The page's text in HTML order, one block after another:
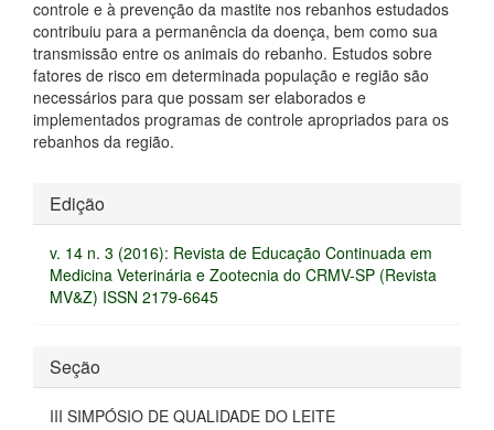
controle e à prevenção da mastite nos rebanhos estudados
contribuiu para a permanência da doença, bem como sua
transmissão entre os animais do rebanho. Estudos sobre
fatores de risco em determinada população e região são
necessários para que possam ser elaborados e
implementados programas de controle apropriados para os
rebanhos da região.
Detalhes
do
artigo
Edição
v. 14 n. 3 (2016): Revista de Educação Continuada em
Medicina Veterinária e Zootecnia do CRMV-SP (Revista
MV&Z) ISSN 2179-6645
Seção
III SIMPÓSIO DE QUALIDADE DO LEITE